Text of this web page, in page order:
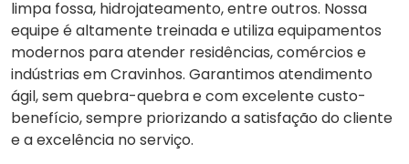
limpa fossa, hidrojateamento, entre outros. Nossa
equipe é altamente treinada e utiliza equipamentos
modernos para atender residências, comércios e
indústrias em Cravinhos. Garantimos atendimento
ágil, sem quebra-quebra e com excelente custo-
benefício, sempre priorizando a satisfação do cliente
e a excelência no serviço.